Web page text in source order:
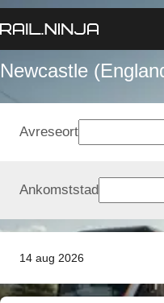
Newcastle
14 aug 2026
Avreseort
Ankomststad